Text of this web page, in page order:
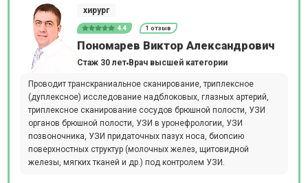
хирург
4.4 1 отзыв
Пономарев Виктор Александрович
Стаж 30 лет Врач высшей категории
Проводит транскраниальное сканирование, триплексное
(дуплексное) исследование надблоковых, глазных артерий,
триплексное сканирование сосудов брюшной полости, УЗИ
органов брюшной полости, УЗИ в уронефрологии, УЗИ
позвоночника, УЗИ придаточных пазух носа, биопсию
поверхностных структур (молочных желез, щитовидной
железы, мягких тканей и др.) под контролем УЗИ.